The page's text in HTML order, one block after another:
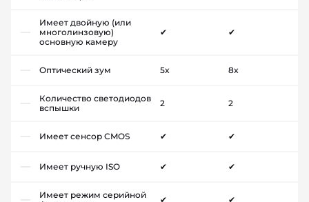
Имеет двойную (или
многолинзовую)
основную камеру
✔ ✔
Оптический зум 5x 8x
Количество светодиодов
вспышки
2 2
Имеет сенсор CMOS ✔ ✔
Имеет ручную ISO ✔ ✔
Имеет режим серийной
✔ ✔